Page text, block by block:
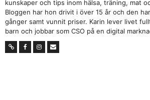
kunskaper och tips inom hälsa, träning, mat
Bloggen har hon drivit i över 15 år och den
gånger samt vunnit priser. Karin lever livet
barn och jobbar som CSO på en digital